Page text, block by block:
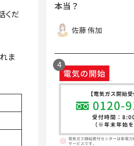
くだ
ま
本当？
佐藤 侑加